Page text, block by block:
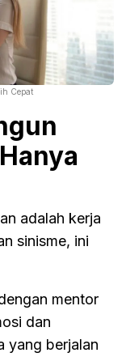
Cepat
adalah kerja
sinisme, ini
mentor
dan
yang berjalan